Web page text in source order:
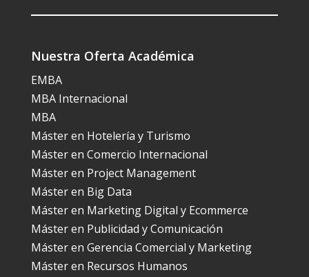
Nuestra Oferta Académica
EMBA
MBA Internacional
MBA
Máster en Hotelería y Turismo
Máster en Comercio Internacional
Máster en Project Management
Máster en Big Data
Máster en Marketing Digital y Ecommerce
Máster en Publicidad y Comunicación
Máster en Gerencia Comercial y Marketing
Máster en Recursos Humanos